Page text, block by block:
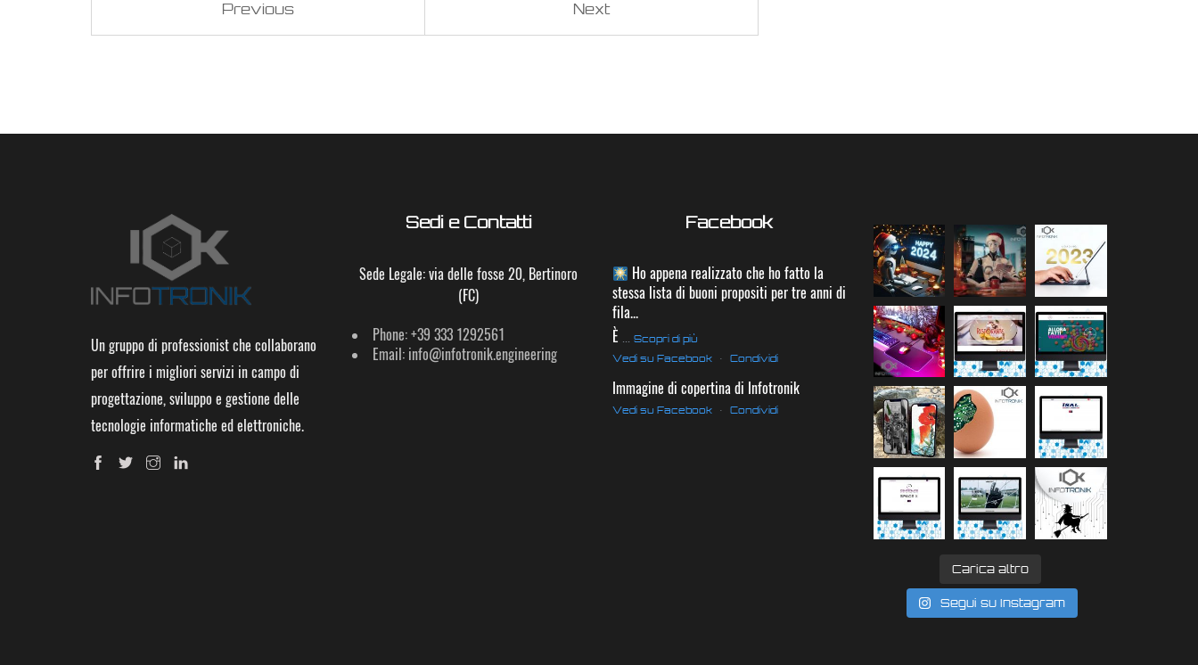
Previous Next
Un gruppo di professionist che collaborano
per offrire i migliori servizi in campo di
progettazione, sviluppo e gestione delle
tecnologie informatiche ed elettroniche.
Sedi e Contatti
Sede Legale: via delle fosse 20, Bertinoro
(FC)
Phone: +39 333 1292561
Email: info@infotronik.engineering
Facebook
Ho appena realizzato che ho fatto la
stessa lista di buoni propositi per tre anni di
fila...
È
Scopri di più
Vedi su Facebook · Condividi
Immagine di copertina di Infotronik
Vedi su Facebook · Condividi
Carica altro
Segui su Instagram